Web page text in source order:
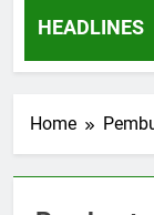
HEADLINES
5 Hari
Home